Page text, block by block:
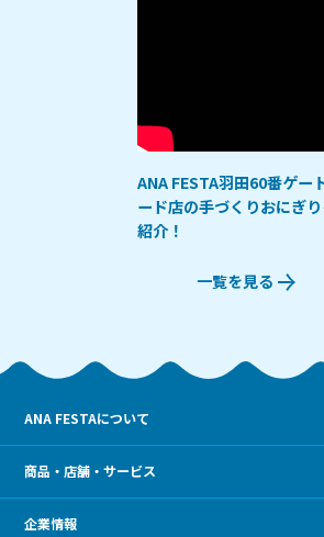
ANA FESTA羽田60番ゲー
ード店の手づくりおにぎ
紹介！
一覧を見る
ANA FESTAについて
商品・店舗・サービス
企業情報